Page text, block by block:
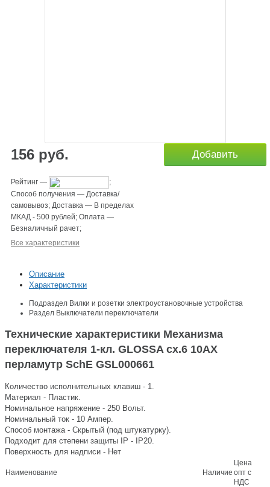
156 руб.
Рейтинг —
;
Способ получения — Доставка/
самовывоз; Доставка — В пределах
МКАД - 500 рублей; Оплата —
Безналичный рачет;
Все характеристики
Добавить
Описание
Характеристики
Подраздел Вилки и розетки электроустановочные устройства
Раздел Выключатели переключатели
Технические характеристики Механизма
переключателя 1-кл. GLOSSA сх.6 10АХ
перламутр SchE GSL000661
Количество исполнительных клавиш - 1.
Материал - Пластик.
Номинальное напряжение - 250 Вольт.
Номинальный ток - 10 Ампер.
Способ монтажа - Скрытый (под штукатурку).
Подходит для степени защиты IP - IP20.
Поверхность для надписи - Нет
Наименование Наличие
Цена
опт с
НДС